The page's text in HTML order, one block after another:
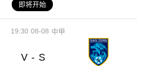
即将开始
08-08
19:30 中甲
V - S